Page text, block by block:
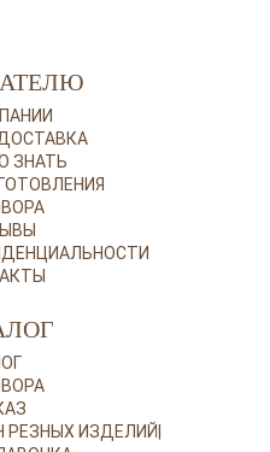
ЗНАТЬ
РЕЗНЫХ ИЗДЕЛИЙ|